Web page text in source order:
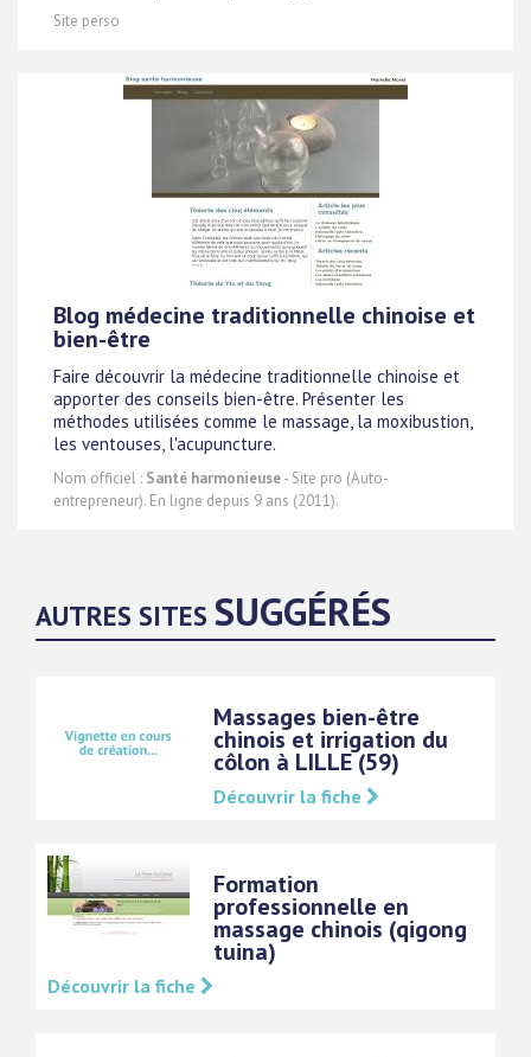
Site perso
Blog médecine traditionnelle chinoise et
bien-être
Faire découvrir la médecine traditionnelle chinoise et
apporter des conseils bien-être. Présenter les
méthodes utilisées comme le massage, la moxibustion,
les ventouses, l'acupuncture.
Nom officiel : Santé harmonieuse- Site pro (Auto-
entrepreneur). En ligne depuis 9 ans (2011).
AUTRES SITES SUGGÉRÉS
Massages bien-être
chinois et irrigation du
côlon à LILLE (59)
Découvrir la fiche
Formation
professionnelle en
massage chinois (qigong
tuina)
Découvrir la fiche